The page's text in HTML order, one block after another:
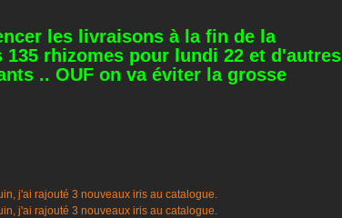
les livraisons à la fin de la
135 rhizomes pour lundi 22 et d'autres
.. OUF on va éviter la grosse